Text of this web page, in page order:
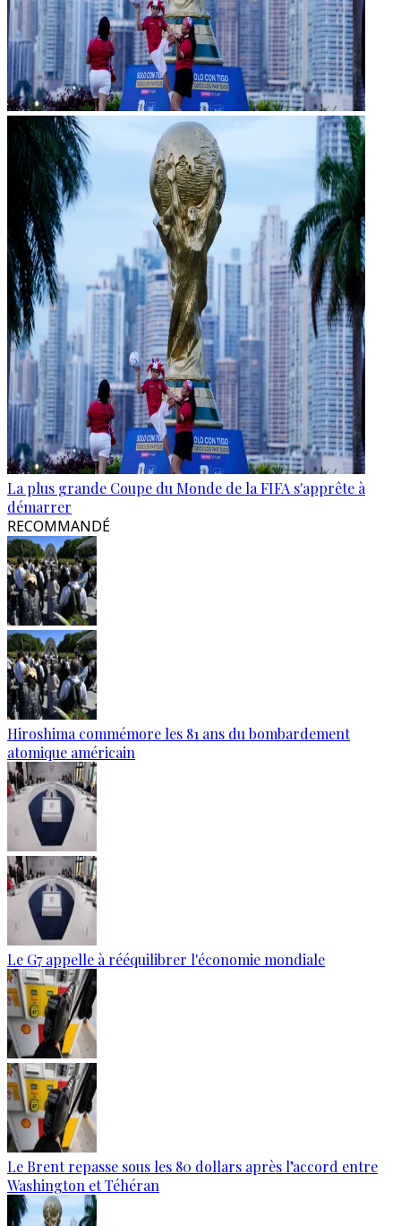
La plus grande Coupe du Monde de la FIFA s'apprête à
démarrer
RECOMMANDÉ
Hiroshima commémore les 81 ans du bombardement
atomique américain
Le G7 appelle à rééquilibrer l'économie mondiale
Le Brent repasse sous les 80 dollars après l’accord entre
Washington et Téhéran